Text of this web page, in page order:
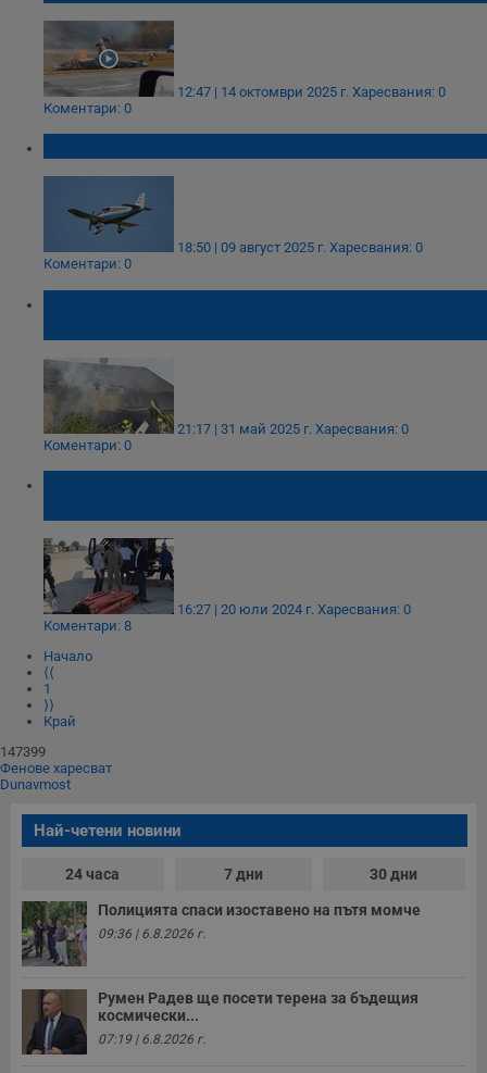
12:47 | 14 октомври 2025 г. Харесвания: 0
Коментари: 0
18:50 | 09 август 2025 г. Харесвания: 0
Коментари: 0
21:17 | 31 май 2025 г. Харесвания: 0
Коментари: 0
16:27 | 20 юли 2024 г. Харесвания: 0
Коментари: 8
Начало
⟨⟨
1
⟩⟩
Край
147399
Фенове харесват
Dunavmost
Най-четени новини
24 часа 7 дни 30 дни
Полицията спаси изоставено на пътя момче
09:36 | 6.8.2026 г.
Румен Радев ще посети терена за бъдещия
космически...
07:19 | 6.8.2026 г.